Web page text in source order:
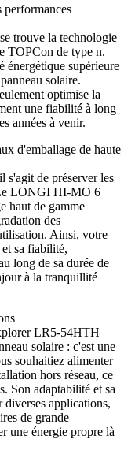
performances
trouve la technologie
TOPCon de type n.
énergétique supérieure
solaire.
optimise la
une fiabilité à long
années à venir.
d'emballage de haute
s'agit de préserver les
LONGI HI-MO 6
haut de gamme
des
Ainsi, votre
sa fiabilité,
long de sa durée de
à la tranquillité
LR5-54HTH
solaire : c'est une
souhaitiez alimenter
hors réseau, ce
Son adaptabilité et sa
diverses applications,
de grande
une énergie propre là